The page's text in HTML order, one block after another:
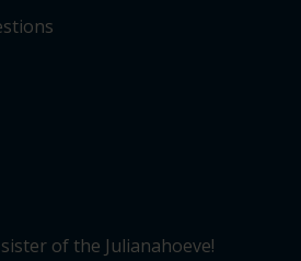
of the Julianahoeve!